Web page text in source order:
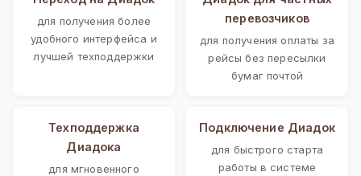
для получения более
удобного интерфейса и
лучшей техподдержки
перевозчиков
для получения оплаты за
рейсы без пересылки
бумаг почтой
Техподдержка
Диадока
для мгновенного
Подключение Диадок
для быстрого старта
работы в системе